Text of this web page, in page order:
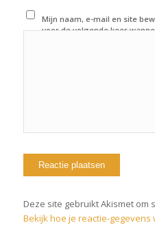
Mijn naam, e-mail en site
voor de volgende keer
Deze site gebruikt Akismet om
Bekijk hoe je reactie-